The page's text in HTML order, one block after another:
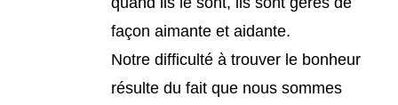
façon aimante et aidante.
Notre difficulté à trouver le bonheur
résulte du fait que nous sommes